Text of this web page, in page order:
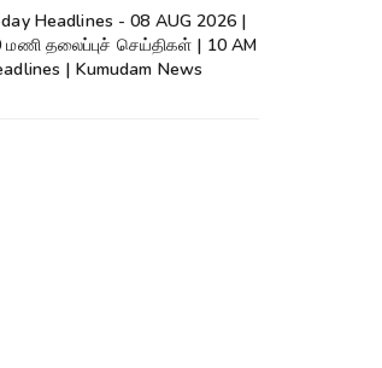
Headlines - 08 AUG 2026 |
மணி தலைப்புச் செய்திகள் | 10 AM
| Kumudam News